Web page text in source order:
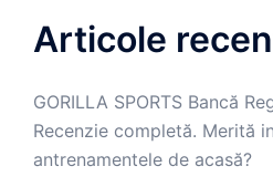
Articole
GORILLA SPORTS Bancă
Recenzie completă. Merită
antrenamentele de acasă?